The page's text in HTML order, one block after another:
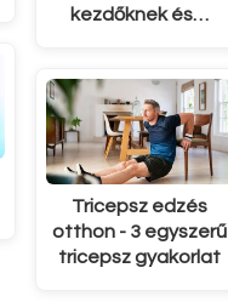
kezdőknek és…
Tricepsz edzés
otthon - 3 egyszerű
tricepsz gyakorlat